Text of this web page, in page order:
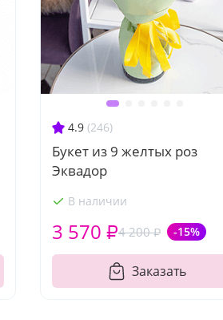
4.9 (246)
Букет из 9 желтых роз
Эквадор
В наличии
4 200 ₽ -15%
3 570 ₽
Заказать